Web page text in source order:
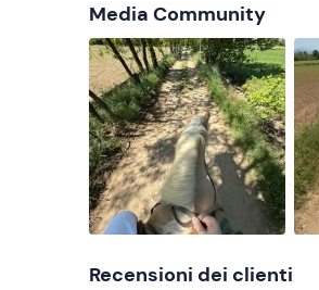
Media Community
Recensioni dei clienti